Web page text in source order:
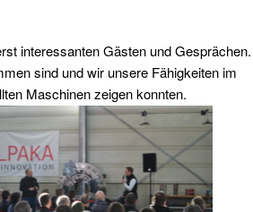
interessanten Gästen und Gesprächen.
sind und wir unsere Fähigkeiten im
Maschinen zeigen konnten.